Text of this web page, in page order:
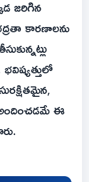
జరిగిన
కారణాలను
ఈ